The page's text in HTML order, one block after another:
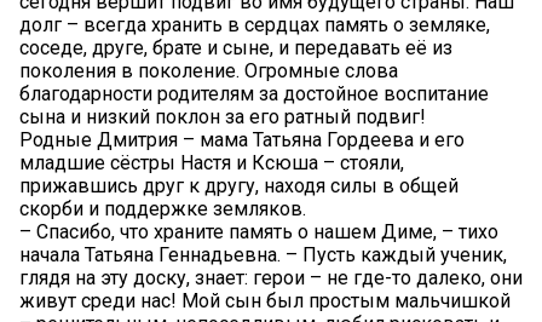
долг – всегда хранить в сердцах память о земляке,
соседе, друге, брате и сыне, и передавать её из
поколения в поколение. Огромные слова
благодарности родителям за достойное воспитание
сына и низкий поклон за его ратный подвиг!
Родные Дмитрия – мама Татьяна Гордеева и его
младшие сёстры Настя и Ксюша – стояли,
прижавшись друг к другу, находя силы в общей
скорби и поддержке земляков.
– Спасибо, что храните память о нашем Диме, – тихо
начала Татьяна Геннадьевна. – Пусть каждый ученик,
глядя на эту доску, знает: герои – не где-то далеко, они
живут среди нас! Мой сын был простым мальчишкой